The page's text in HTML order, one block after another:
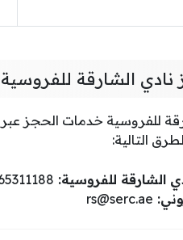
الشارقة للفروسية
للفروسية خدمات الحجز
التالية:
الشارقة للفروسية:
rs@serc.ae